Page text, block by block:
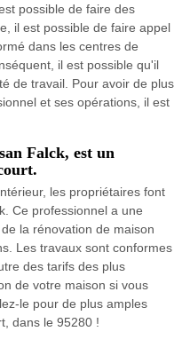
possible de faire des
il est possible de faire appel
dans les centres de
il est possible qu'il
de travail. Pour avoir de plus
et ses opérations, il est
Falck, est un
les propriétaires font
Ce professionnel a une
la rénovation de maison
Les travaux sont conformes
des tarifs des plus
de votre maison si vous
le pour de plus amples
dans le 95280 !